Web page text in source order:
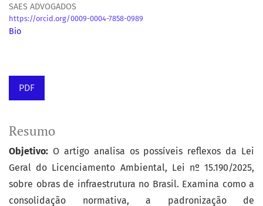
SAES ADVOGADOS
https://orcid.org/0009-0004-7858-0989
Bio
PDF
Resumo
Objetivo: O artigo analisa os possíveis reflexos da Lei
Geral do Licenciamento Ambiental, Lei nº 15.190/2025,
sobre obras de infraestrutura no Brasil. Examina como a
consolidação normativa, a padronização de